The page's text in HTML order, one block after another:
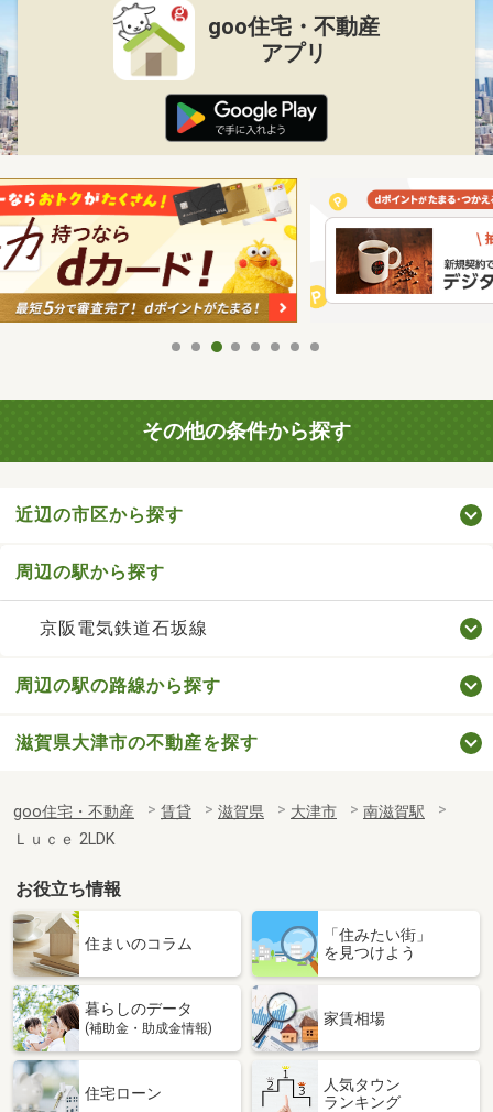
goo住宅・不動産
アプリ
その他の条件から探す
近辺の市区から探す
周辺の駅から探す
京阪電気鉄道石坂線
周辺の駅の路線から探す
滋賀県大津市の不動産を探す
goo住宅・不動産 賃貸 滋賀県 大津市
南滋賀駅
Ｌｕｃｅ 2LDK
お役立ち情報
住まいのコラム
「住みたい街」
を見つけよう
暮らしのデータ
(補助金・助成金情報)
家賃相場
住宅ローン
人気タウン
ランキング